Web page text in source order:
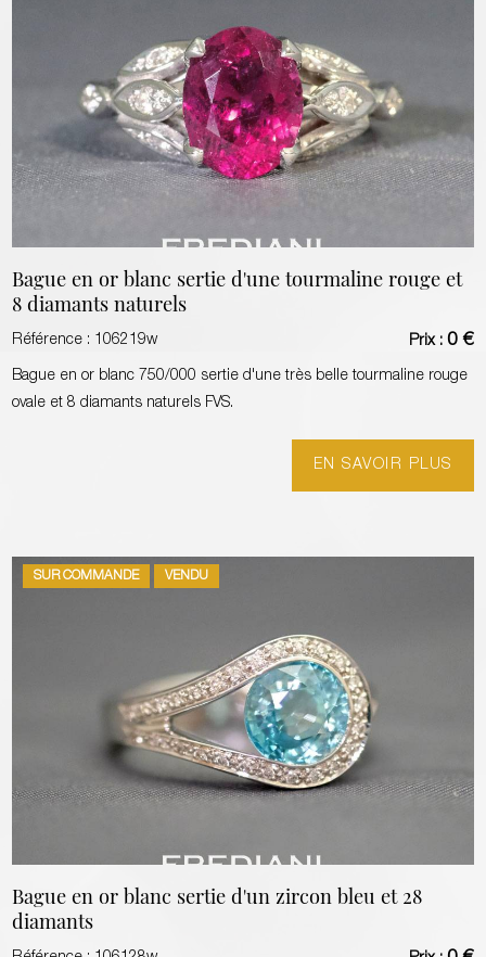
Bague en or blanc sertie d'une tourmaline rouge et
8 diamants naturels
Référence : 106219w Prix : 0 €
Bague en or blanc 750/000 sertie d'une très belle tourmaline rouge
ovale et 8 diamants naturels FVS.
EN SAVOIR PLUS
SUR COMMANDE VENDU
Bague en or blanc sertie d'un zircon bleu et 28
diamants